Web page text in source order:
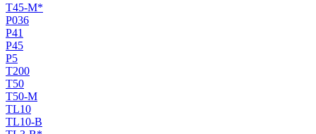
T45-M*
P036
P41
P45
P5
T200
T50
T50-M
TL10
TL10-B